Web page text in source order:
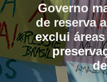
Governo
de reserva
exclui